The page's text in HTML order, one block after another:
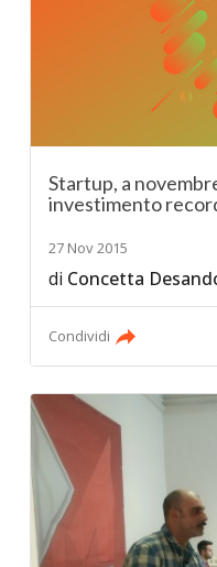
Startup, a
investimento
27 Nov 2015
di Concetta
Condividi